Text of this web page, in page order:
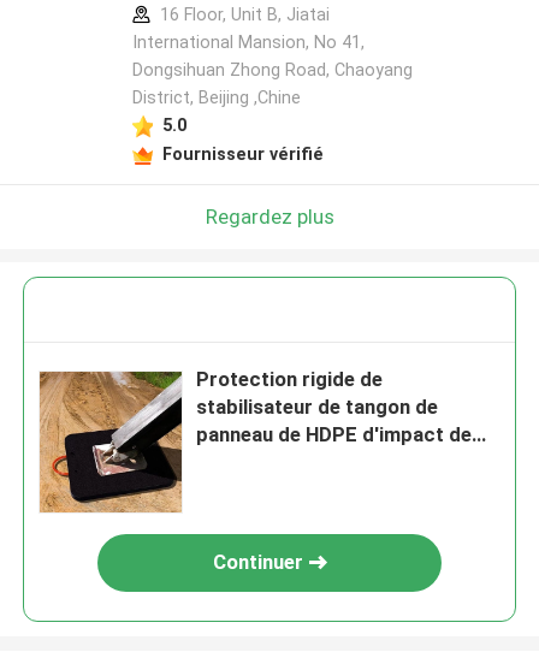
16 Floor, Unit B, Jiatai
International Mansion, No 41,
Dongsihuan Zhong Road, Chaoyang
District, Beijing ,Chine
5.0
Fournisseur vérifié
Regardez plus
Protection rigide de
stabilisateur de tangon de
panneau de HDPE d'impact de
Continuer